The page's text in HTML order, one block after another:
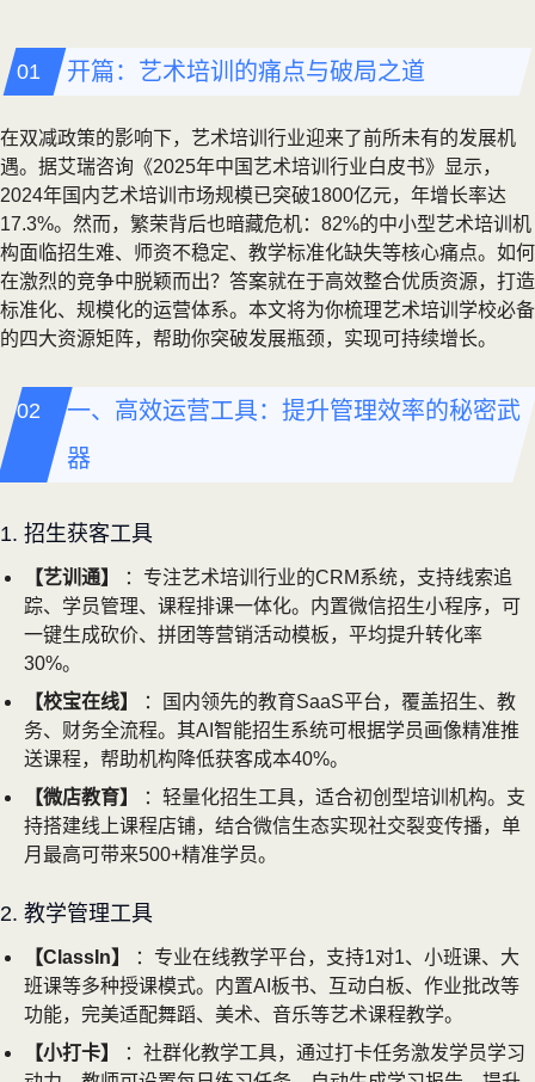
开篇：艺术培训的痛点与破局之道
在双减政策的影响下，艺术培训行业迎来了前所未有的发展机
遇。据艾瑞咨询《2025年中国艺术培训行业白皮书》显示，
2024年国内艺术培训市场规模已突破1800亿元，年增长率达
17.3%。然而，繁荣背后也暗藏危机：82%的中小型艺术培训机
构面临招生难、师资不稳定、教学标准化缺失等核心痛点。如何
在激烈的竞争中脱颖而出？答案就在于高效整合优质资源，打造
标准化、规模化的运营体系。本文将为你梳理艺术培训学校必备
的四大资源矩阵，帮助你突破发展瓶颈，实现可持续增长。
一、高效运营工具：提升管理效率的秘密武
器
1. 招生获客工具
【艺训通】
：专注艺术培训行业的CRM系统，支持线索追
踪、学员管理、课程排课一体化。内置微信招生小程序，可
一键生成砍价、拼团等营销活动模板，平均提升转化率
30%。
【校宝在线】
：国内领先的教育SaaS平台，覆盖招生、教
务、财务全流程。其AI智能招生系统可根据学员画像精准推
送课程，帮助机构降低获客成本40%。
【微店教育】
：轻量化招生工具，适合初创型培训机构。支
持搭建线上课程店铺，结合微信生态实现社交裂变传播，单
月最高可带来500+精准学员。
2. 教学管理工具
【ClassIn】
：专业在线教学平台，支持1对1、小班课、大
班课等多种授课模式。内置AI板书、互动白板、作业批改等
功能，完美适配舞蹈、美术、音乐等艺术课程教学。
【小打卡】
：社群化教学工具，通过打卡任务激发学员学习